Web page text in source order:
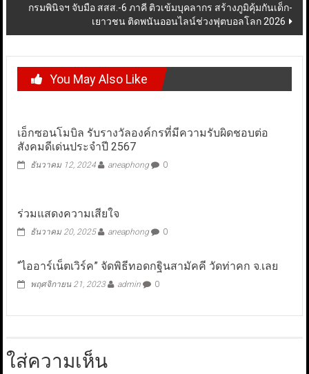
กรมพินิจฯ จับมือ สสส.-6 ภาคี ติวเข้มบุคลากร สร้างภูมิคุ้มกันเด็ก-
เยาวชน ติดพนันออนไลน์ช่วงฟุตบอลโลก 2026
You May Also Like
เอ็กซอนโมบิล รับรางวัลองค์กรที่มีความรับผิดชอบต่อ
สังคมดีเด่นประจำปี 2567
ธันวาคม 12, 2024 aneaphong 0
ร่วมแสดงความเสียใจ
ธันวาคม 20, 2025 aneaphong 0
“ไออาร์เน็ตเวิร์ค” จัดพิธีทอดกฐินสามัคคี วัดท่าคก จ.เลย
พฤศจิกายน 21, 2023 admin 0
ใส่ความเห็น